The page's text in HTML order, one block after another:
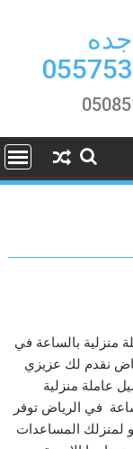
منزلية بالساعة في
نقدم لك عزيزي
عاملة منزلية
في الرياض توفر
لمنزلك المساعدات